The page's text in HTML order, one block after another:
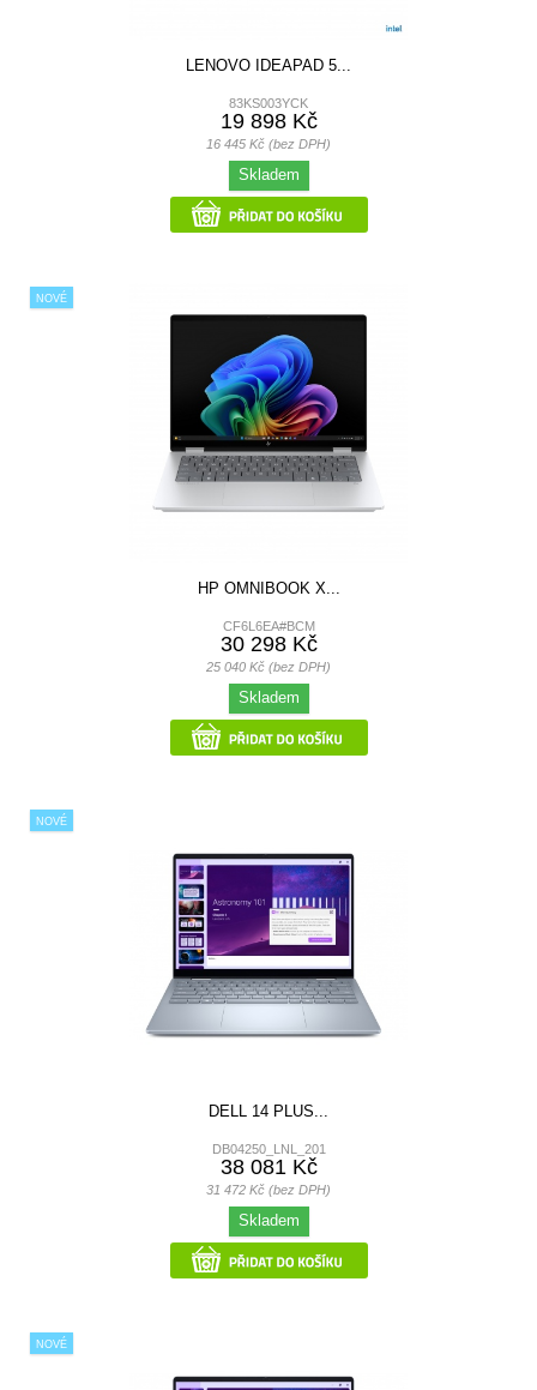
LENOVO IDEAPAD 5...
83KS003YCK
19 898 Kč
16 445 Kč (bez DPH)
Skladem
NOVÉ
HP OMNIBOOK X...
CF6L6EA#BCM
30 298 Kč
25 040 Kč (bez DPH)
Skladem
NOVÉ
DELL 14 PLUS...
DB04250_LNL_201
38 081 Kč
31 472 Kč (bez DPH)
Skladem
NOVÉ